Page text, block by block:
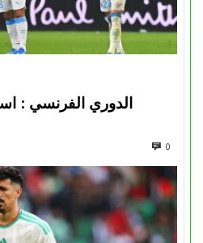
الدوري الفرنسي :
0